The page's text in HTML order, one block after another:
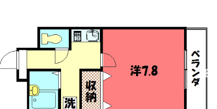
書類DL & 入居者さまへ
家族で住むならマンション？賃家？
一人暮らしの物件特集
ペット相談OKの賃貸！